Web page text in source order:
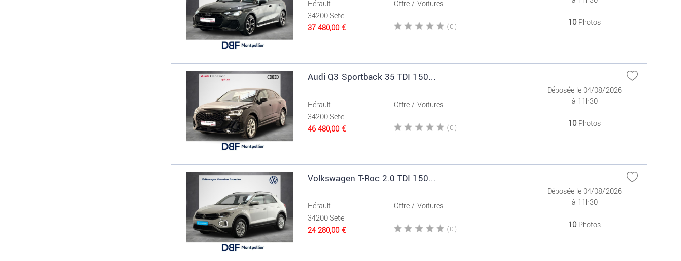
Hérault
34200 Sete
37 480,00 €
Offre / Voitures
(0) 10 Photos
Audi Q3 Sportback 35 TDI 150...
Hérault
34200 Sete
46 480,00 €
Offre / Voitures
(0)
Déposée le 04/08/2026
à 11h30
10 Photos
Volkswagen T-Roc 2.0 TDI 150...
Hérault
34200 Sete
24 280,00 €
Offre / Voitures
(0)
Déposée le 04/08/2026
à 11h30
10 Photos